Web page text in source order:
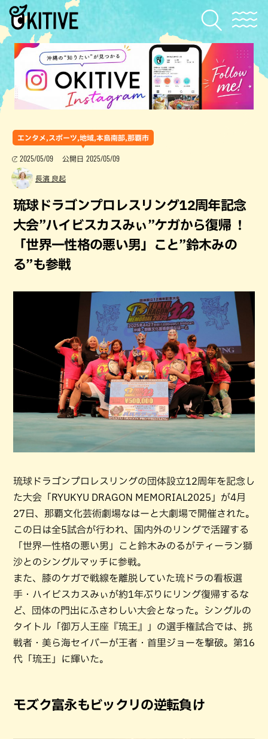
エンタメ,スポーツ,地域,本島南部,那覇市
2025/05/09 公開日 2025/05/09
長濱 良起
琉球ドラゴンプロレスリング12周年記念
大会”ハイビスカスみぃ”ケガから復帰 ！
「世界一性格の悪い男」こと”鈴木みの
る”も参戦
琉球ドラゴンプロレスリングの団体設立12周年を記念し
た大会「RYUKYU DRAGON MEMORIAL2025」が4月
27日、那覇文化芸術劇場なはーと大劇場で開催された。
この日は全5試合が行われ、国内外のリングで活躍する
「世界一性格の悪い男」こと鈴木みのるがティーラン獅
沙とのシングルマッチに参戦。
また、膝のケガで戦線を離脱していた琉ドラの看板選
手・ハイビスカスみぃが約1年ぶりにリング復帰するな
ど、団体の門出にふさわしい大会となった。シングルの
タイトル「御万人王座『琉王』」の選手権試合では、挑
戦者・美ら海セイバーが王者・首里ジョーを撃破。第16
代「琉王」に輝いた。
モズク富永もビックリの逆転負け